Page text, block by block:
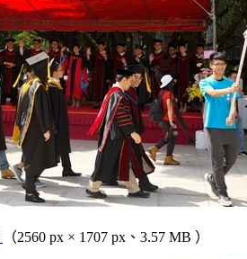
（2560 px × 1707 px、3.57 MB ）